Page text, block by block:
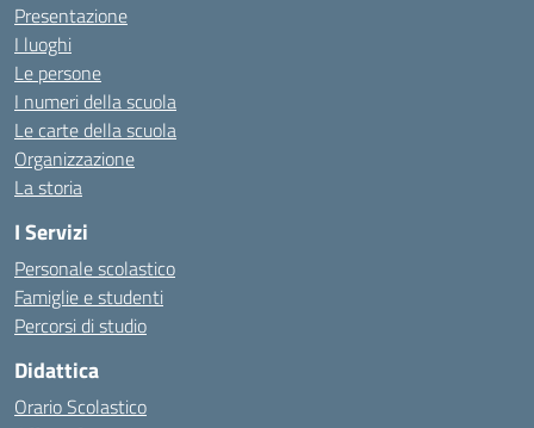
Presentazione
I luoghi
Le persone
I numeri della scuola
Le carte della scuola
Organizzazione
La storia
I Servizi
Personale scolastico
Famiglie e studenti
Percorsi di studio
Didattica
Orario Scolastico